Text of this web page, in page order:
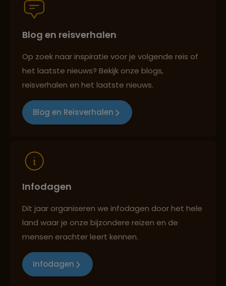
Best beoordeelde reisroutes
Reizen met oog voor mens, cultuur en milieu
Blog en reisverhalen
Op zoek naar inspiratie voor je volgende reis of
het laatste nieuws? Bekijk onze blogs,
reisverhalen en het laatste nieuws.
Blog en Reisverhalen
Infodagen
Dit jaar organiseren we infodagen door het hele
land waar je onze bijzondere reizen en de
mensen erachter leert kennen.
Infodagen